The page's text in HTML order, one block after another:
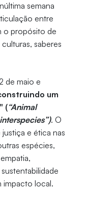
semana
entre
o propósito de
saberes
de maio e
um
(“Animal
. O
e ética nas
espécies,
impacto local.